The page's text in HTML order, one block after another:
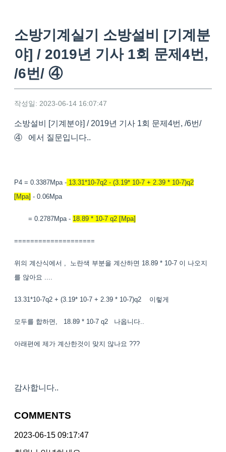
소방기계실기 소방설비 [기계분
야] / 2019년 기사 1회 문제4번,
/6번/ ④
작성일: 2023-06-14 16:07:47
소방설비 [기계분야] / 2019년 기사 1회 문제4번, /6번/
④ 에서 질문입니다..
P4 = 0.3387Mpa - 13.31*10-7q2 - (3.19* 10-7 + 2.39 * 10-7)q2
[Mpa] - 0.06Mpa
= 0.2787Mpa - 18.89 * 10-7 q2 [Mpa]
====================
위의 계산식에서 , 노란색 부분을 계산하면 18.89 * 10-7 이 나오지
를 않아요 ....
13.31*10-7q2 + (3.19* 10-7 + 2.39 * 10-7)q2 이렇게
모두를 합하면, 18.89 * 10-7 q2 나옵니다..
아래편에 제가 계산한것이 맞지 않나요 ???
감사합니다..
COMMENTS
2023-06-15 09:17:47